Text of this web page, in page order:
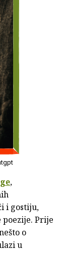
,
i gostiju,
Prije
o
u